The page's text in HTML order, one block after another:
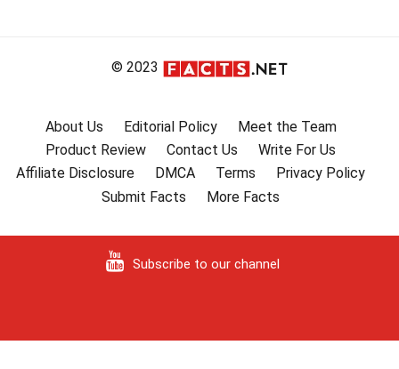
© 2023
About Us Editorial Policy
Meet the Team
Product Review
Contact Us
Write For Us
Affiliate Disclosure
DMCA Terms
Privacy Policy
Submit Facts
More Facts
Subscribe to our channel